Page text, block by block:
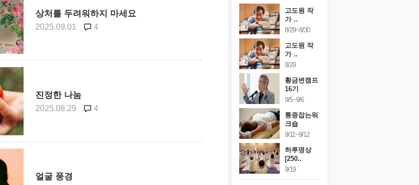
상처를 두려워하지 마세요
2025.09.01 4
진정한 나눔
2025.08.29 4
얼굴 풍경
고도원 작
가 ..
8/29~8/30
고도원 작
가 ..
8/29
황금변캠프
16기
9/5~9/6
통증잡는워
크숍
9/11~9/12
하루명상
[250..
9/19